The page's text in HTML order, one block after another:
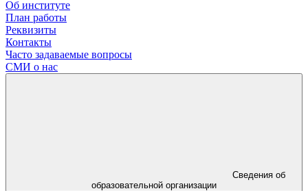
Об институте
План работы
Реквизиты
Контакты
Часто задаваемые вопросы
СМИ о нас
Сведения об
образовательной организации